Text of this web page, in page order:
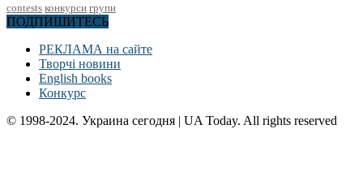
contests конкурси групи
ПОДПИШИТЕСЬ
РЕКЛАМА на сайте
Творчі новини
English books
Конкурс
© 1998-2024. Украина сегодня | UA Today. All rights reserved